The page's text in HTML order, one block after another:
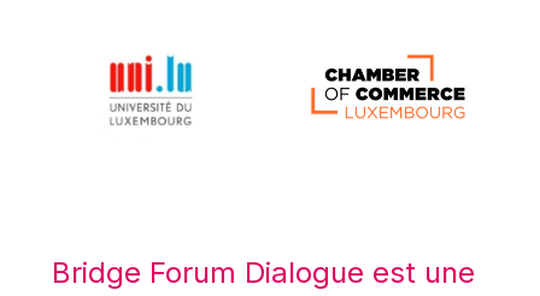
Lucas Papademos
Máire Geoghegan-Quinn
Mario Centeno
Bridge Forum Dialogue est une